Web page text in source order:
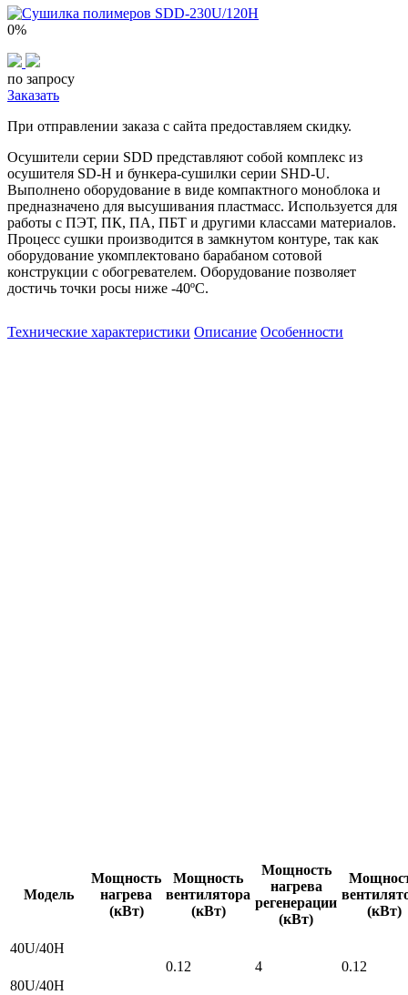
0%
по запросу
Заказать
При отправлении заказа с сайта предоставляем скидку.
Осушители серии SDD представляют собой комплекс из
осушителя SD-H и бункера-сушилки серии SHD-U.
Выполнено оборудование в виде компактного моноблока и
предназначено для высушивания пластмасс. Используется для
работы с ПЭТ, ПК, ПА, ПБТ и другими классами материалов.
Процесс сушки производится в замкнутом контуре, так как
оборудование укомплектовано барабаном сотовой
конструкции с обогревателем. Оборудование позволяет
достичь точки росы ниже -40ºС.
Технические характеристики Описание Особенности
Модель
Мощность
нагрева
(кВт)
Мощность
вентилятора
(кВт)
Мощность
нагрева
регенерации
(кВт)
(кВт)
40U/40H
0.12 4
0.12
80U/40H